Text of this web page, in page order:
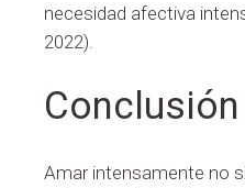
necesidad afectiva
2022).
Conclusión
Amar intensamente no